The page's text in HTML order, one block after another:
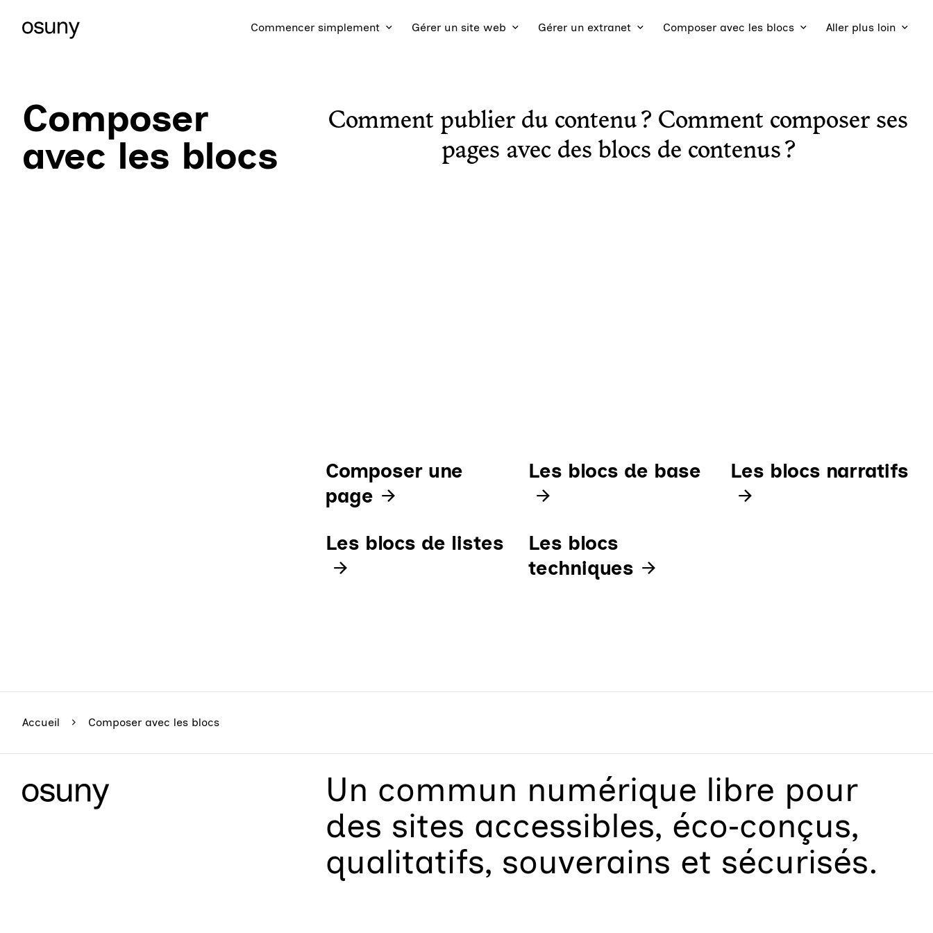
Commencer simplement Gérer un site web Gérer un extranet Composer avec les blocs Aller plus loin
Composer
avec les blocs
Comment publier du contenu ? Comment composer ses
pages avec des blocs de contenus ?
Composer une
page
Les blocs de base Les blocs narratifs
Les blocs de listes
Les blocs
techniques
Accueil Composer avec les blocs
Un commun numérique libre pour
des sites accessibles, éco‑conçus,
qualitatifs, souverains et sécurisés.